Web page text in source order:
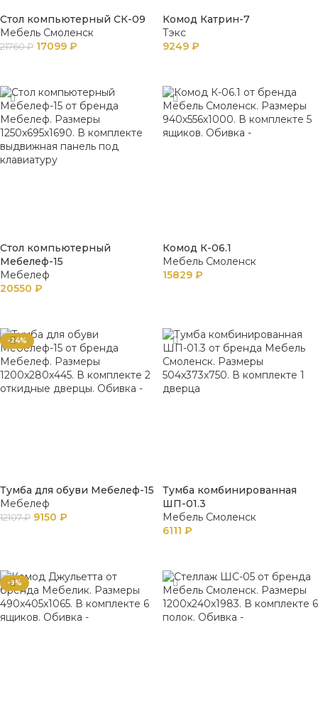
Стол компьютерный СК-09
Мебель Смоленск
21760₽ 17099 ₽
Комод Катрин-7
Тэкс
9249 ₽
Стол компьютерный
Мебелеф-15
Мебелеф
20550 ₽
Комод К-06.1
Мебель Смоленск
15829 ₽
-24%
Тумба для обуви Мебелеф-15
Мебелеф
12107₽ 9150 ₽
Тумба комбинированная
ШП-01.3
Мебель Смоленск
6111 ₽
-9%